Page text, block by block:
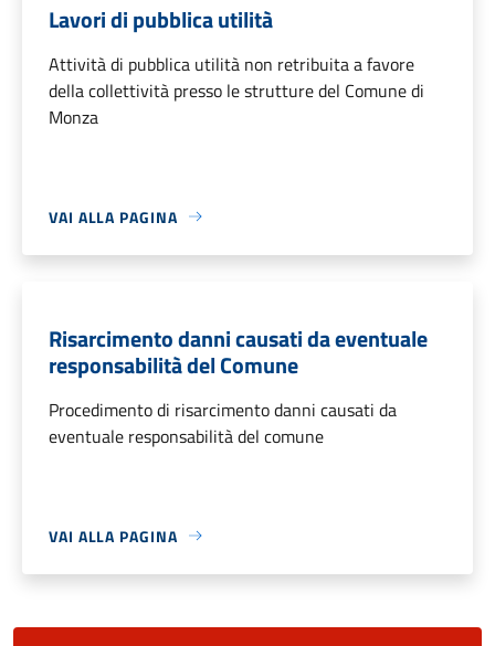
Lavori di pubblica utilità
Attività di pubblica utilità non retribuita a favore
della collettività presso le strutture del Comune di
Monza
VAI ALLA PAGINA
Risarcimento danni causati da eventuale
responsabilità del Comune
Procedimento di risarcimento danni causati da
eventuale responsabilità del comune
VAI ALLA PAGINA